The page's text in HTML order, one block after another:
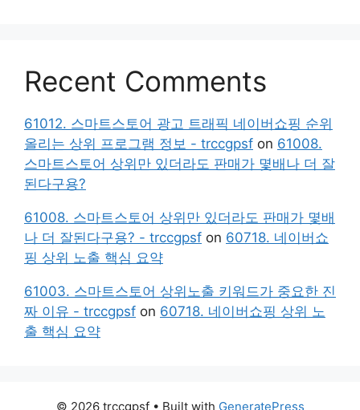
Recent Comments
61012. 스마트스토어 광고 트래픽 네이버쇼핑 순위
올리는 상위 프로그램 정보 - trccgpsf on 61008.
스마트스토어 상위만 있더라도 판매가 몇배나 더 잘
된다구용?
61008. 스마트스토어 상위만 있더라도 판매가 몇배
나 더 잘된다구용? - trccgpsf on 60718. 네이버쇼
핑 상위 노출 핵심 요약
61003. 스마트스토어 상위노출 키워드가 중요한 진
짜 이유 - trccgpsf on 60718. 네이버쇼핑 상위 노
출 핵심 요약
© 2026 trccgpsf• Built with GeneratePress